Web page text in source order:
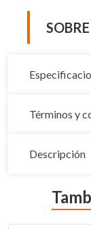
Términos y
Descripción